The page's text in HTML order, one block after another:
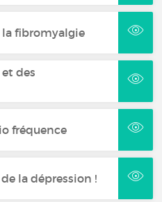
la fibromyalgie
des
fréquence
la dépression !